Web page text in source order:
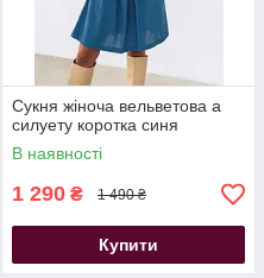
Сукня жіноча вельветова а
силуету коротка синя
В наявності
1 290 ₴ 1 490 ₴
Купити